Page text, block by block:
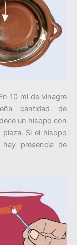
10 ml de vinagre
cantidad de
un hisopo con
Si el hisopo
presencia de